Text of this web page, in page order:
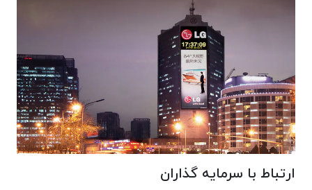
ارتباط با سرمایه گذاران